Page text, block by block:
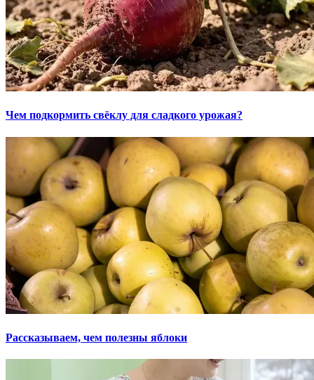
Чем подкормить свёклу для сладкого урожая?
Рассказываем, чем полезны яблоки